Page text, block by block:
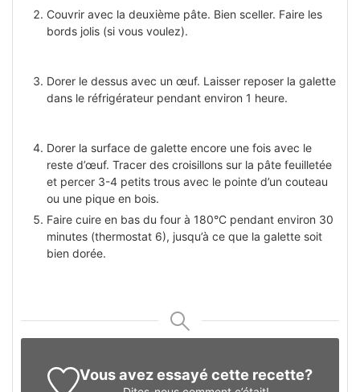
Couvrir avec la deuxième pâte. Bien sceller. Faire les
bords jolis (si vous voulez).
Dorer le dessus avec un œuf. Laisser reposer la galette
dans le réfrigérateur pendant environ 1 heure.
Dorer la surface de galette encore une fois avec le
reste d’œuf. Tracer des croisillons sur la pâte feuilletée
et percer 3-4 petits trous avec le pointe d’un couteau
ou une pique en bois.
Faire cuire en bas du four à 180°C pendant environ 30
minutes (thermostat 6), jusqu’à ce que la galette soit
bien dorée.
Vous avez essayé cette recette?